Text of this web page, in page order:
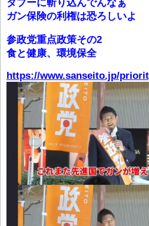
タブーに斬り込んでんなぁ
ガン保険の利権は恐ろしいよ
参政党重点政策その2
食と健康、環境保全
https://www.sanseito.jp/